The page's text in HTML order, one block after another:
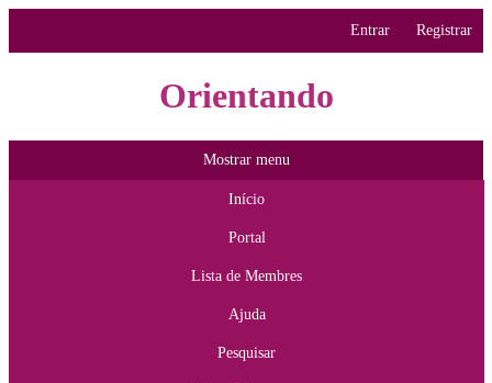
Entrar Registrar
Orientando
Mostrar menu
Início
Portal
Lista de Membres
Ajuda
Pesquisar